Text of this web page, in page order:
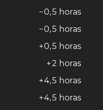
−0,5 horas
−0,5 horas
+0,5 horas
+2 horas
+4,5 horas
+4,5 horas